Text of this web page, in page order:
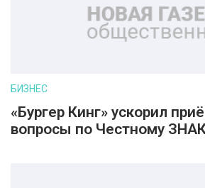
БИЗНЕС
«Бургер Кинг» ускорил
вопросы по Честному